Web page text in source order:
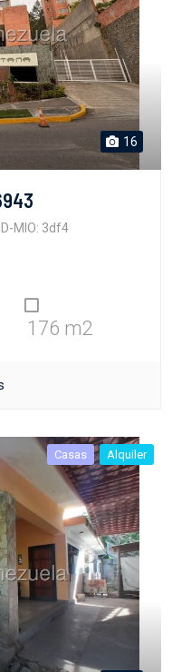
16
ID-MIO: 3df4
176 m2
Casas Alquiler